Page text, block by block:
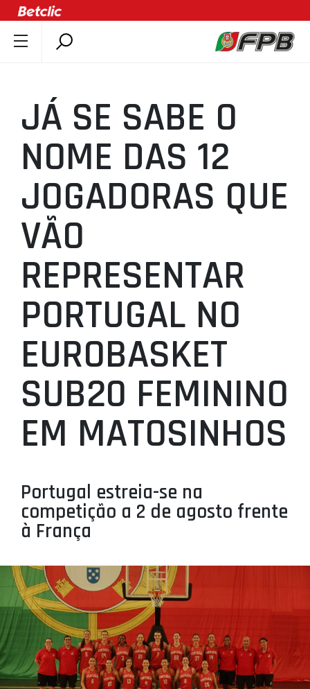
DOCUMENTOS
ÚLTIMAS
COMPETIÇÕES
ASSOCIAÇÕES
CLUBES
AGENTES
AGENDA
SELEÇÕES
MINIBASQUETE
ÁREA TÉCNICA
PROJETOS
LIGA BETCLIC MASCULINA
LIGA BETCLIC FEMININA
JÁ SE SABE O
NOME DAS 12
JOGADORAS QUE
VÃO
REPRESENTAR
PORTUGAL NO
EUROBASKET
SUB20 FEMININO
EM MATOSINHOS
Portugal estreia-se na
competição a 2 de agosto frente
à França